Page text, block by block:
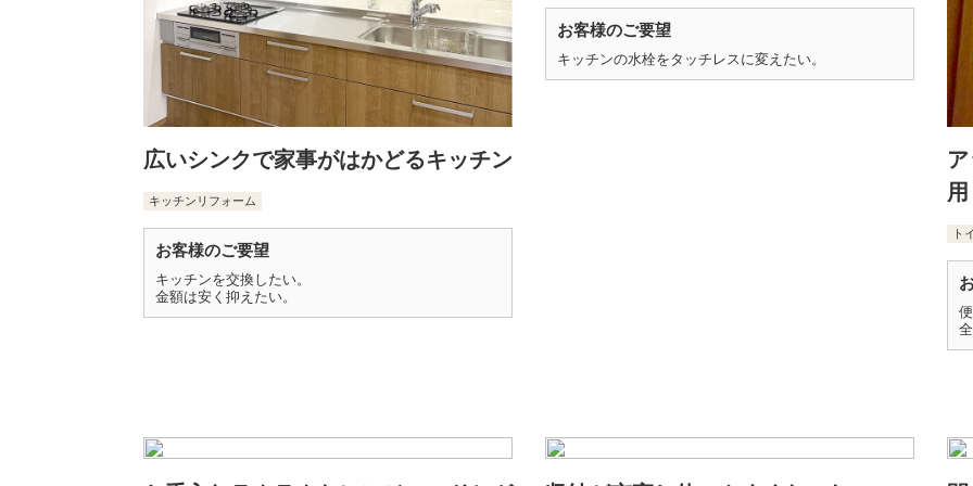
広いシンクで家事がはかどるキッチン
キッチンリフォーム
お客様のご要望
キッチンを交換したい。
金額は安く抑えたい。
お客様のご要望
キッチンの水栓をタッチレスに変えたい。
ト